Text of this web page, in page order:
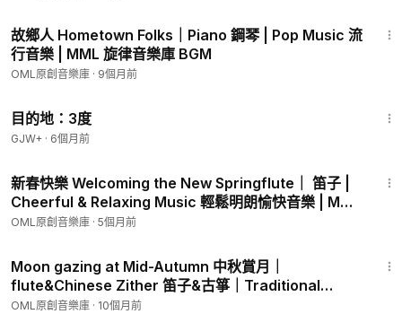
故鄉人 Hometown Folks｜Piano 鋼琴 | Pop Music 流
行音樂 | MML 旋律音樂庫 BGM
OML原創音樂庫 · 9個月前
目的地：3度
GJW+ · 6個月前
新春快樂 Welcoming the New Springflute｜ 笛子 |
Cheerful & Relaxing Music 輕鬆明朗愉快音樂 | MML
旋律音樂庫 BGM
OML原創音樂庫 · 5個月前
Moon gazing at Mid-Autumn 中秋賞月｜
flute&Chinese Zither 笛子&古箏｜Traditional
Music 民族音樂｜MML 旋律音樂庫 BGM
OML原創音樂庫 · 10個月前